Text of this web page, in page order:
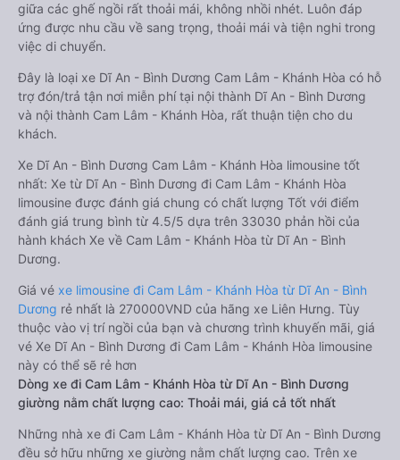
giữa các ghế ngồi rất thoải mái, không nhồi nhét. Luôn đáp
ứng được nhu cầu về sang trọng, thoải mái và tiện nghi trong
việc di chuyển.
Đây là loại xe Dĩ An - Bình Dương Cam Lâm - Khánh Hòa có hỗ
trợ đón/trả tận nơi miễn phí tại nội thành Dĩ An - Bình Dương
và nội thành Cam Lâm - Khánh Hòa, rất thuận tiện cho du
khách.
Xe Dĩ An - Bình Dương Cam Lâm - Khánh Hòa limousine tốt
nhất: Xe từ Dĩ An - Bình Dương đi Cam Lâm - Khánh Hòa
limousine được đánh giá chung có chất lượng Tốt với điểm
đánh giá trung bình từ 4.5/5 dựa trên 33030 phản hồi của
hành khách Xe về Cam Lâm - Khánh Hòa từ Dĩ An - Bình
Dương.
Giá vé xe limousine đi Cam Lâm - Khánh Hòa từ Dĩ An - Bình
Dương rẻ nhất là 270000VND của hãng xe Liên Hưng. Tùy
thuộc vào vị trí ngồi của bạn và chương trình khuyến mãi, giá
vé Xe Dĩ An - Bình Dương đi Cam Lâm - Khánh Hòa limousine
này có thể sẽ rẻ hơn
Dòng xe đi Cam Lâm - Khánh Hòa từ Dĩ An - Bình Dương
giường nằm chất lượng cao: Thoải mái, giá cả tốt nhất
Những nhà xe đi Cam Lâm - Khánh Hòa từ Dĩ An - Bình Dương
đều sở hữu những xe giường nằm chất lượng cao. Trên xe